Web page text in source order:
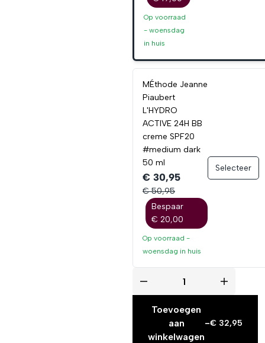
Op voorraad
- woensdag
in huis
MÉthode Jeanne
Piaubert
L'HYDRO
ACTIVE 24H BB
creme SPF20
#medium dark
50 ml
€ 30,95
€ 50,95
Bespaar
€ 20,00
Op voorraad -
woensdag in huis
Selecteer
Toevoegen
aan
winkelwagen
-€ 32,95